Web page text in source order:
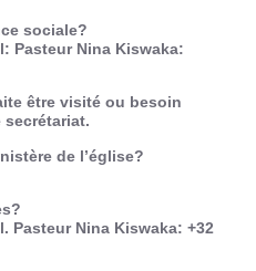
sociale?
Pasteur Nina Kiswaka:
être visité ou besoin
secrétariat.
de l’église?
?
Pasteur Nina Kiswaka: +32